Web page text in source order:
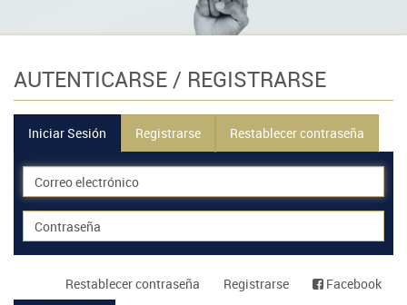
AUTENTICARSE / REGISTRARSE
Iniciar Sesión Registrarse Restablecer contraseña
Facebook
Registrarse
Restablecer contraseña